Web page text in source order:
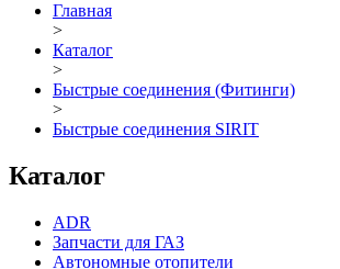
Главная
>
Каталог
>
Быстрые соединения (Фитинги)
>
Быстрые соединения SIRIT
Каталог
ADR
Запчасти для ГАЗ
Автономные отопители